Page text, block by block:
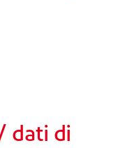
dati di